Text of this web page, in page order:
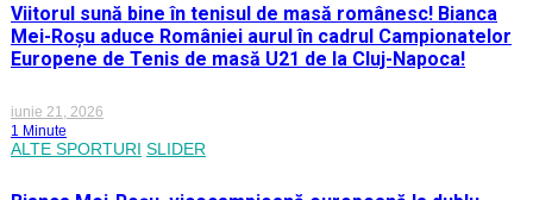
Viitorul sună bine în tenisul de masă românesc! Bianca
Mei-Roșu aduce României aurul în cadrul Campionatelor
Europene de Tenis de masă U21 de la Cluj-Napoca!
iunie 21, 2026
1 Minute
ALTE SPORTURI SLIDER